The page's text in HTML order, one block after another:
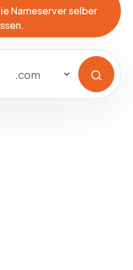
Nameserver selber